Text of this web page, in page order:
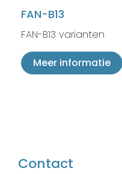
FAN-B13
FAN-B13 varianten
Meer informatie
Contact